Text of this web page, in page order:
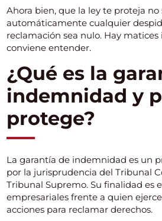
Ahora bien, que la ley te proteja
automáticamente cualquier
reclamación sea nulo. Hay
conviene entender.
¿Qué es la
indemnidad y
protege?
La garantía de indemnidad es un
por la jurisprudencia del Tribunal
Tribunal Supremo. Su finalidad es
empresariales frente a quien
acciones para reclamar derechos.